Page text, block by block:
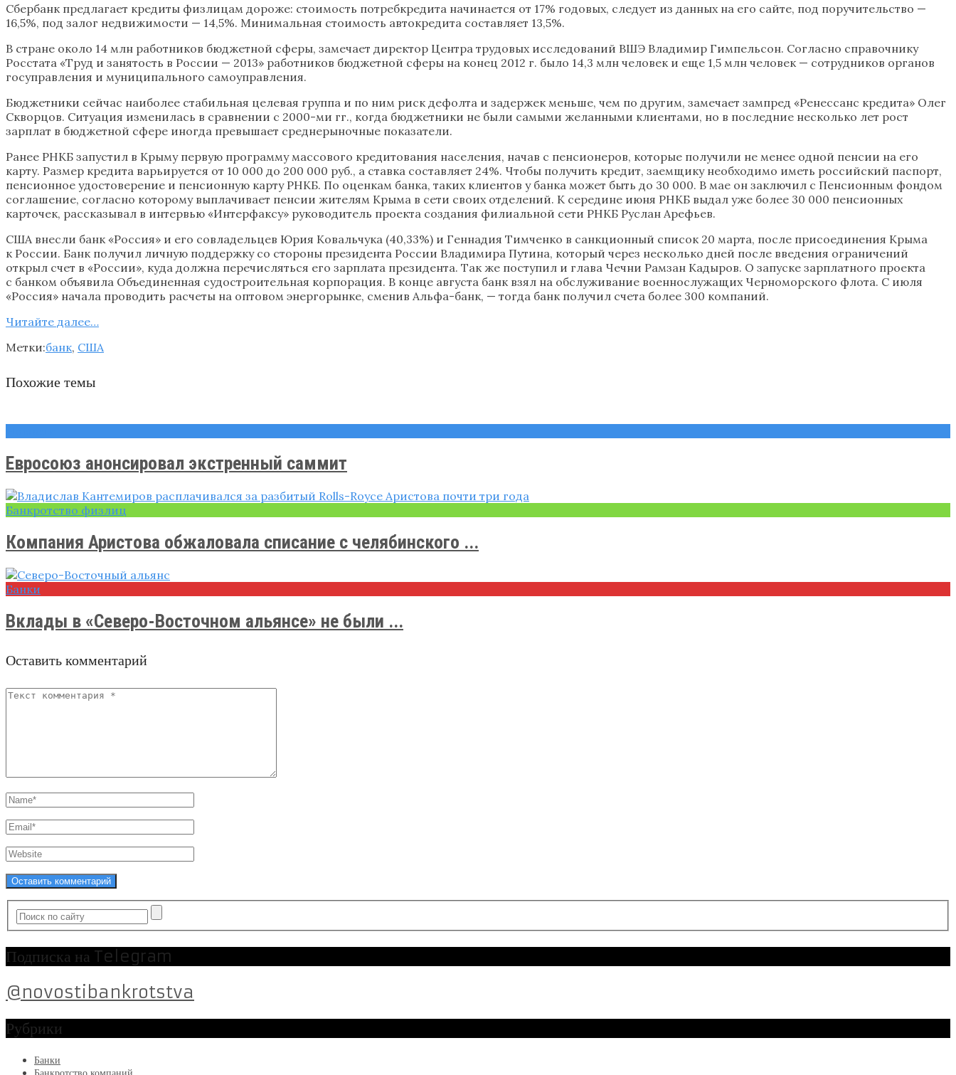
Сбербанк предлагает кредиты физлицам дороже: стоимость потребкредита начинается от 17% годовых, следует из данных на его сайте, под поручительство —
16,5%, под залог недвижимости — 14,5%. Минимальная стоимость автокредита составляет 13,5%.
В стране около 14 млн работников бюджетной сферы, замечает директор Центра трудовых исследований ВШЭ Владимир Гимпельсон. Согласно справочнику
Росстата «Труд и занятость в России — 2013» работников бюджетной сферы на конец 2012 г. было 14,3 млн человек и еще 1,5 млн человек — сотрудников органов
госуправления и муниципального самоуправления.
Бюджетники сейчас наиболее стабильная целевая группа и по ним риск дефолта и задержек меньше, чем по другим, замечает зампред «Ренессанс кредита» Олег
Скворцов. Ситуация изменилась в сравнении с 2000-ми гг., когда бюджетники не были самыми желанными клиентами, но в последние несколько лет рост
зарплат в бюджетной сфере иногда превышает среднерыночные показатели.
Ранее РНКБ запустил в Крыму первую программу массового кредитования населения, начав с пенсионеров, которые получили не менее одной пенсии на его
карту. Размер кредита варьируется от 10 000 до 200 000 руб., а ставка составляет 24%. Чтобы получить кредит, заемщику необходимо иметь российский паспорт,
пенсионное удостоверение и пенсионную карту РНКБ. По оценкам банка, таких клиентов у банка может быть до 30 000. В мае он заключил с Пенсионным фондом
соглашение, согласно которому выплачивает пенсии жителям Крыма в сети своих отделений. К середине июня РНКБ выдал уже более 30 000 пенсионных
карточек, рассказывал в интервью «Интерфаксу» руководитель проекта создания филиальной сети РНКБ Руслан Арефьев.
США внесли банк «Россия» и его совладельцев Юрия Ковальчука (40,33%) и Геннадия Тимченко в санкционный список 20 марта, после присоединения Крыма
к России. Банк получил личную поддержку со стороны президента России Владимира Путина, который через несколько дней после введения ограничений
открыл счет в «России», куда должна перечисляться его зарплата президента. Так же поступил и глава Чечни Рамзан Кадыров. О запуске зарплатного проекта
с банком объявила Объединенная судостроительная корпорация. В конце августа банк взял на обслуживание военнослужащих Черноморского флота. С июля
«Россия» начала проводить расчеты на оптовом энергорынке, сменив Альфа-банк, — тогда банк получил счета более 300 компаний.
Читайте далee…
Метки:банк, США
Похожие темы
Евросоюз анонсировал экстренный саммит
Банкротство физлиц
Компания Аристова обжаловала списание с челябинского ...
Банки
Вклады в «Северо-Восточном альянсе» не были ...
Оставить комментарий
Подписка на Telegram
@novostibankrotstva
Рубрики
Банки